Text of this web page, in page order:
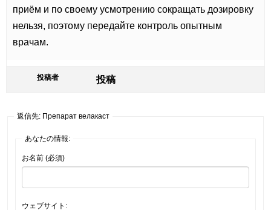
приём и по своему усмотрению сокращать дозировку
нельзя, поэтому передайте контроль опытным
врачам.
投稿者 投稿
返信先: Препарат велакаст
あなたの情報:
お名前 (必須)
ウェブサイト: